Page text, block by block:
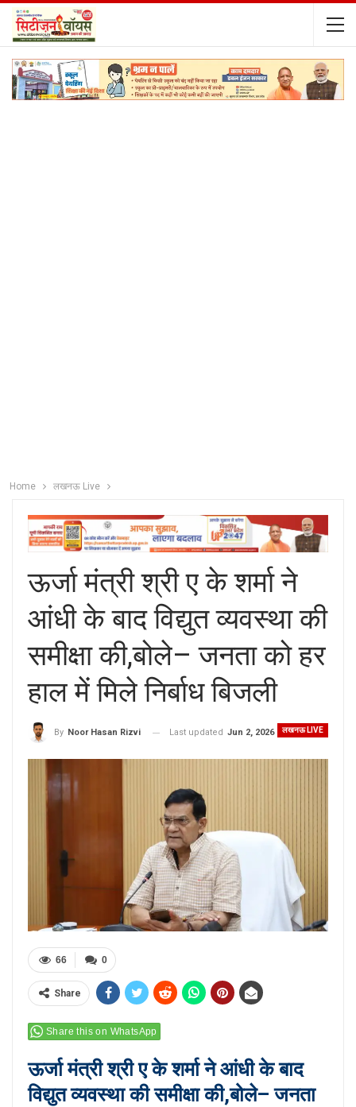
Home लखनऊ Live
ऊर्जा मंत्री श्री ए के शर्मा ने
आंधी के बाद विद्युत व्यवस्था की
समीक्षा की,बोले– जनता को हर
हाल में मिले निर्बाध बिजली
लखनऊ LIVE
By Noor Hasan Rizvi Last updated Jun 2, 2026
0
66
Share
Share this on WhatsApp
ऊर्जा मंत्री श्री ए के शर्मा ने आंधी के बाद
विद्युत व्यवस्था की समीक्षा की,बोले– जनता